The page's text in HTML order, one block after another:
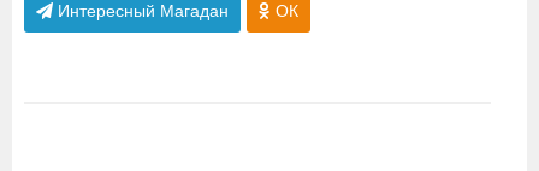
Интересный Магадан ОК